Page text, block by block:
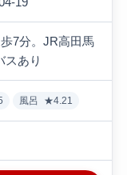
7分。JR高田馬
スあり
風呂 ★4.21